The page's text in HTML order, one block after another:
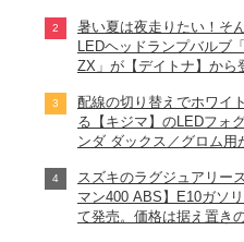
暑い夏は夜走りたい！そ
LEDヘッドランプバルブ
ZX」が【デイトナ】から
配線の切り替えでホワイ
る【キジマ】のLEDフォ
ンダ ダックス／グロム用
スズキのラグジュアリー
マン400 ABS】E10ガソ
て発売。価格は据え置き